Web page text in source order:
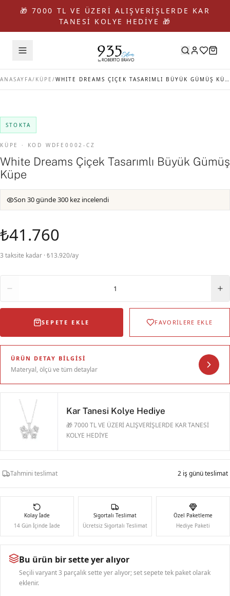
🎁 7000 TL VE ÜZERİ ALIŞVERİŞLERDE KAR
TANESİ KOLYE HEDİYE 🎁
ANASAYFA/ KÜPE / WHITE DREAMS ÇIÇEK TASARIMLI BÜYÜK GÜMÜŞ KÜPE
STOKTA
KÜPE · KOD WDFE0002-CZ
White Dreams Çiçek Tasarımlı Büyük Gümüş
Küpe
Son 30 günde 300 kez incelendi
₺41.760
3 taksite kadar · ₺13.920/ay
1
SEPETE EKLE FAVORİLERE EKLE
ÜRÜN DETAY BILGISI
Materyal, ölçü ve tüm detaylar
Kar Tanesi Kolye Hediye
🎁 7000 TL VE ÜZERİ ALIŞVERİŞLERDE KAR TANESİ
KOLYE HEDİYE
Tahmini teslimat 2 iş günü teslimat
Kolay İade
14 Gün İçinde İade
Sigortalı Teslimat
Ücretsiz Sigortalı Teslimat
Özel Paketleme
Hediye Paketi
Bu ürün bir sette yer alıyor
Seçili varyant 3 parçalık sette yer alıyor; set sepete tek paket olarak
eklenir.